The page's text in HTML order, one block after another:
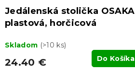
Jedálenská stolička OSAKA
plastová, horčicová
Skladom (>10 ks)
24.40 € Do Košíka